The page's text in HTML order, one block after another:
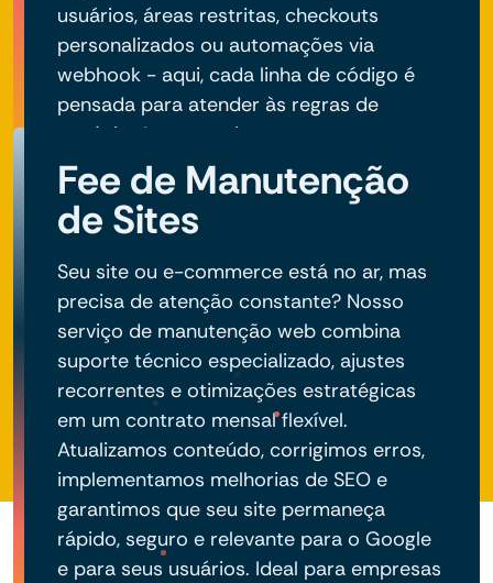
usuários, áreas restritas, checkouts
personalizados ou automações via
webhook - aqui, cada linha de código é
pensada para atender às regras de
negócio do seu projeto.
Fee de Manutenção
de Sites
Seu site ou e-commerce está no ar, mas
precisa de atenção constante? Nosso
serviço de manutenção web combina
suporte técnico especializado, ajustes
recorrentes e otimizações estratégicas
em um contrato mensal flexível.
Atualizamos conteúdo, corrigimos erros,
implementamos melhorias de SEO e
garantimos que seu site permaneça
rápido, seguro e relevante para o Google
e para seus usuários. Ideal para empresas